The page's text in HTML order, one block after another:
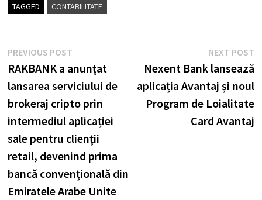
TAGGED CONTABILITATE
Post
navigation
PREVIOUS POSTPrevious
post:
RAKBANK a anunțat
lansarea serviciului de
brokeraj cripto prin
intermediul aplicației
sale pentru clienții
retail, devenind prima
bancă convențională din
Emiratele Arabe Unite
NEXT POST
Nexent Bank lansează
aplicația Avantaj și noul
Program de Loialitate
Card Avantaj